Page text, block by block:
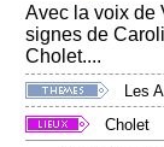
Avec la voix de
signes de
Cholet....
Les
Cholet